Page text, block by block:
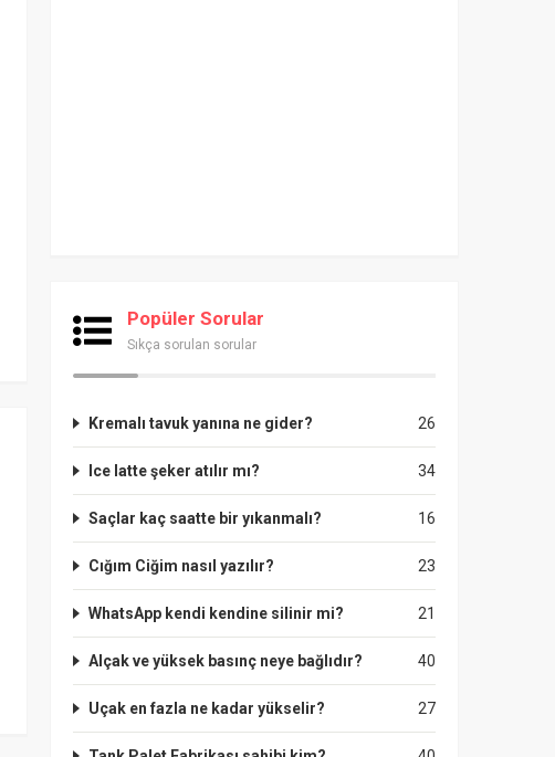
Popüler Sorular
Sıkça sorulan sorular
26
Kremalı tavuk yanına ne gider?
34
Ice latte şeker atılır mı?
16
Saçlar kaç saatte bir yıkanmalı?
23
Cığım Ciğim nasıl yazılır?
21
WhatsApp kendi kendine silinir mi?
40
Alçak ve yüksek basınç neye bağlıdır?
27
Uçak en fazla ne kadar yükselir?